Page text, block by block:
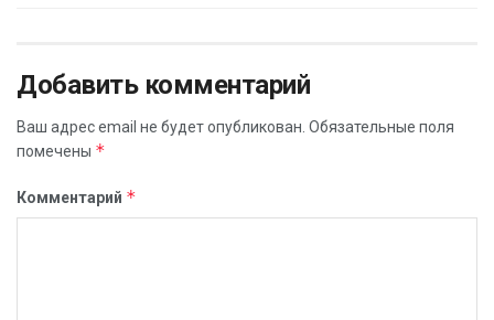
Добавить комментарий
Ваш адрес email не будет опубликован. Обязательные поля
помечены *
Комментарий *